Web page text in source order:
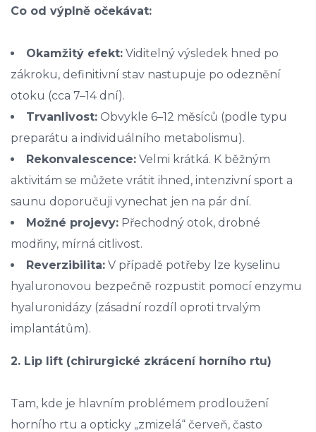
Co od výplně očekávat:
Okamžitý efekt: Viditelný výsledek hned po
zákroku, definitivní stav nastupuje po odeznění
otoku (cca 7–14 dní).
Trvanlivost: Obvykle 6–12 měsíců (podle typu
preparátu a individuálního metabolismu).
Rekonvalescence: Velmi krátká. K běžným
aktivitám se můžete vrátit ihned, intenzivní sport a
saunu doporučuji vynechat jen na pár dní.
Možné projevy: Přechodný otok, drobné
modřiny, mírná citlivost.
Reverzibilita: V případě potřeby lze kyselinu
hyaluronovou bezpečně rozpustit pomocí enzymu
hyaluronidázy (zásadní rozdíl oproti trvalým
implantátům).
2. Lip lift (chirurgické zkrácení horního rtu)
Tam, kde je hlavním problémem prodloužení
horního rtu a opticky „zmizelá“ červeň, často